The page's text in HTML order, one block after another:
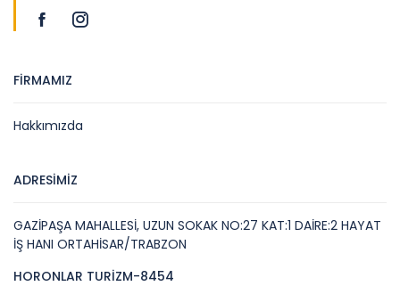
FİRMAMIZ
Hakkımızda
ADRESİMİZ
GAZİPAŞA MAHALLESİ, UZUN SOKAK NO:27 KAT:1 DAİRE:2 HAYAT
İŞ HANI ORTAHİSAR/TRABZON
HORONLAR TURİZM-8454